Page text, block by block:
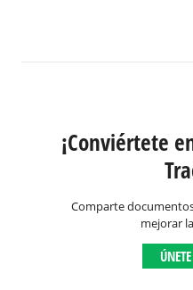
¡Conviértete
Comparte
mejorar